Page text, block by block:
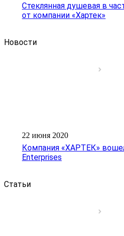
Стеклянная душевая в
от компании «Хартек»
Новости
22 июня 2020
Компания «ХАРТЕК»
Enterprises
Статьи